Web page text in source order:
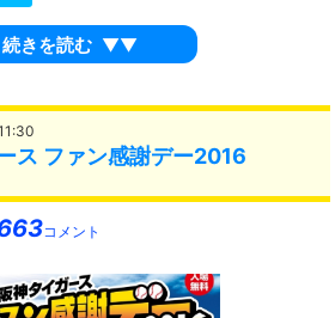
続きを読む ▼▼
ス ファン感謝デー2016
コメント